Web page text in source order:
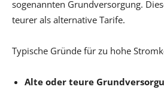
sogenannten Grundversorgung.
teurer als alternative Tarife.
Typische Gründe für zu hohe
Alte oder teure